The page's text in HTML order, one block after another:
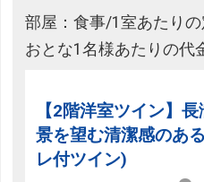
部屋：食事/1室あたりの
おとな1名様あたりの代
【2階洋室ツイン】
景を望む清潔感のあ
レ付ツイン)